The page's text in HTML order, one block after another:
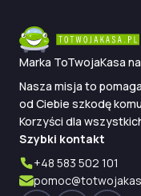
na pojeździe?
Nawet+3150 zł1
Marka ToTwojaKasa
Nasza misja to
od Ciebie szkodę
Korzyści dla
Szybki kontakt
+48 583 502 101